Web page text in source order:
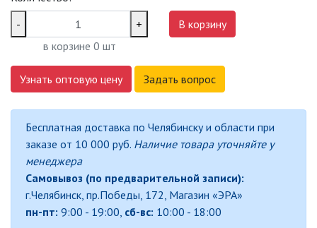
САДОВЫЕ СВЕТИЛЬНИКИ
СВЕТИЛЬНИКИ
РАСТЕНИЙ (ФИТОСВЕТИЛЬНИКИ)
АКСЕССУАРЫ ДЛЯ
БАКТЕРИЦИДНЫЕ ЛАМПЫ
-
+
в корзине 0 шт
В корзину
Узнать оптовую цену Задать вопрос
Бесплатная доставка по Челябинску и области при
заказе от 10 000 руб. Наличие товара уточняйте у
менеджера
Самовывоз (по предварительной записи):
г.Челябинск, пр.Победы, 172, Магазин «ЭРА»
пн-пт: 9:00 - 19:00, сб-вс: 10:00 - 18:00